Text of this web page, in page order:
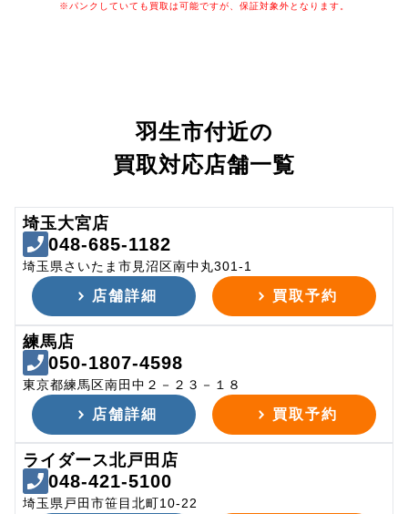
※パンクしていても買取は可能ですが、保証対象外となります。
羽生市付近の
買取対応店舗一覧
埼玉大宮店
048-685-1182
埼玉県さいたま市見沼区南中丸301-1
店舗詳細 買取予約
練馬店
050-1807-4598
東京都練馬区南田中２－２３－１８
店舗詳細 買取予約
ライダース北戸田店
048-421-5100
埼玉県戸田市笹目北町10-22